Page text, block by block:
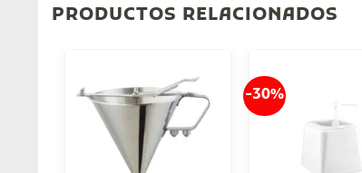
PRODUCTOS RELACIONADOS
-30%